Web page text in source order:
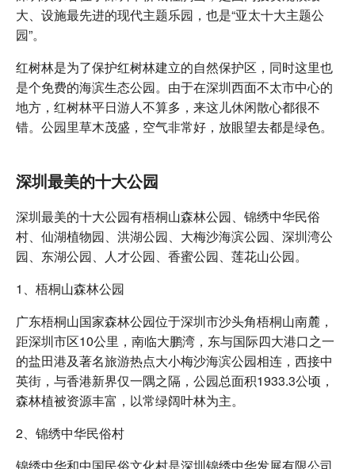
大、设施最先进的现代主题乐园，也是“亚太十大主题公
园”。
红树林是为了保护红树林建立的自然保护区，同时这里也
是个免费的海滨生态公园。由于在深圳西面不太市中心的
地方，红树林平日游人不算多，来这儿休闲散心都很不
错。公园里草木茂盛，空气非常好，放眼望去都是绿色。
深圳最美的十大公园
深圳最美的十大公园有梧桐山森林公园、锦绣中华民俗
村、仙湖植物园、洪湖公园、大梅沙海滨公园、深圳湾公
园、东湖公园、人才公园、香蜜公园、莲花山公园。
1、梧桐山森林公园
广东梧桐山国家森林公园位于深圳市沙头角梧桐山南麓，
距深圳市区10公里，南临大鹏湾，东与国际四大港口之一
的盐田港及著名旅游热点大小梅沙海滨公园相连，西接中
英街，与香港新界仅一隅之隔，公园总面积1933.3公顷，
森林植被资源丰富，以常绿阔叶林为主。
2、锦绣中华民俗村
锦绣中华和中国民俗文化村是深圳锦绣中华发展有限公司